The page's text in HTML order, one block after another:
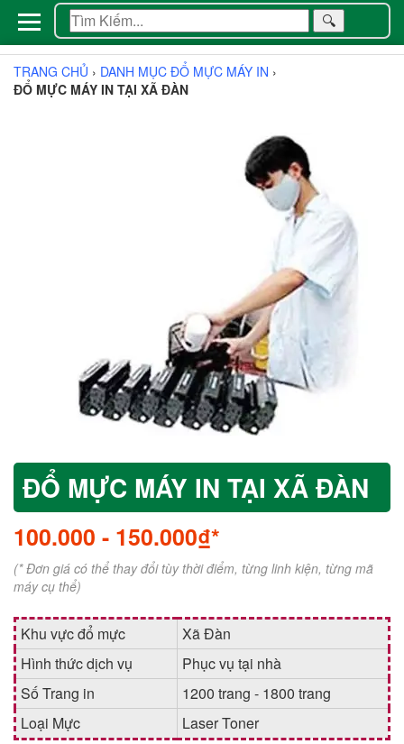
🔍
TRANG CHỦ › DANH MỤC ĐỔ MỰC MÁY IN ›
ĐỔ MỰC MÁY IN TẠI XÃ ĐÀN
ĐỔ MỰC MÁY IN TẠI XÃ ĐÀN
100.000 - 150.000₫*
(* Đơn giá có thể thay đổi tùy thời điểm, từng linh kiện, từng mã
máy cụ thể)
Khu vực đổ mực
Xã Đàn
Hình thức dịch vụ
Phục vụ tại nhà
Số Trang in
1200 trang - 1800 trang
Loại Mực
Laser Toner